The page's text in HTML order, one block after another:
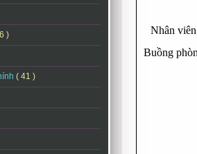
)
( 41 )
Nhân viên
Buồng